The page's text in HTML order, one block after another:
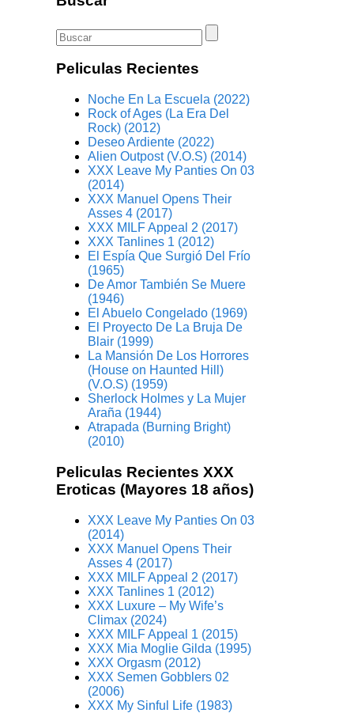
Peliculas Recientes
Noche En La Escuela (2022)
Rock of Ages (La Era Del
Rock) (2012)
Deseo Ardiente (2022)
Alien Outpost (V.O.S) (2014)
XXX Leave My Panties On 03
(2014)
XXX Manuel Opens Their
Asses 4 (2017)
XXX MILF Appeal 2 (2017)
XXX Tanlines 1 (2012)
El Espía Que Surgió Del Frío
(1965)
De Amor También Se Muere
(1946)
El Abuelo Congelado (1969)
El Proyecto De La Bruja De
Blair (1999)
La Mansión De Los Horrores
(House on Haunted Hill)
(V.O.S) (1959)
Sherlock Holmes y La Mujer
Araña (1944)
Atrapada (Burning Bright)
(2010)
Peliculas Recientes XXX
Eroticas (Mayores 18 años)
XXX Leave My Panties On 03
(2014)
XXX Manuel Opens Their
Asses 4 (2017)
XXX MILF Appeal 2 (2017)
XXX Tanlines 1 (2012)
XXX Luxure – My Wife’s
Climax (2024)
XXX MILF Appeal 1 (2015)
XXX Mia Moglie Gilda (1995)
XXX Orgasm (2012)
XXX Semen Gobblers 02
(2006)
XXX My Sinful Life (1983)